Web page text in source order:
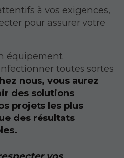
à vos exigences,
pour assurer votre
équipement
toutes sortes
nous, vous aurez
des solutions
projets les plus
des résultats